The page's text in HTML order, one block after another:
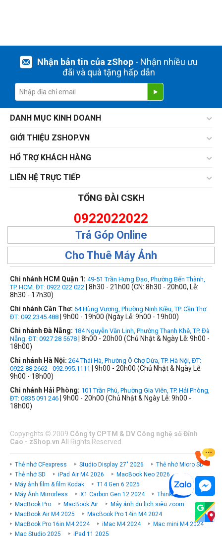
Nhận bản tin của zShop- Nhận nhiều ưu
đãi và quà tặng hấp dẫn
DANH MỤC KINH DOANH
GIỚI THIỆU ZSHOP.VN
HỔ TRỢ KHÁCH HÀNG
LIÊN HỆ TRỰC TIẾP
TỔNG ĐÀI CSKH
0922022022
Trả Góp Online
Cho Thuê Máy Ảnh
Chi nhánh HCM Quận 1: 49-51 Trần Hưng Đạo, Phường Bến Thành,
TP. HCM. ĐT: 0922 022 022 | 8h30 - 21h00 (CN: 8h30 - 20h00, Lễ:
8h30 - 17h30)
Chi nhánh Cần Thơ: 64 Hùng Vương, Phường Ninh Kiều, TP. Cần Thơ.
ĐT: 092.2345.488 | 9h00 - 19h00 (Ngày Lễ: 9h00 - 19h00)
Chi nhánh Đà Nẵng: 184 Nguyễn Văn Linh, Phường Thanh Khê, TP. Đà
Nẵng. ĐT: 0927 28 5678 | 8h00 - 20h00 (Chủ Nhật & Ngày Lễ: 9h00 -
18h00)
Chi nhánh Hà Nội: 264 Thái Hà, Phường Ô Chợ Dừa, TP. Hà Nội, ĐT:
0922 88 2662 - 092.995.1111
| 9h00 - 20h00 (Chủ Nhật & Ngày Lễ:
9h00 - 18h00)
Chi nhánh Hải Phòng: 101 Trần Phú, Phường Gia Viên, TP. Hải Phòng,
ĐT: 0835 091 246 | 9h00 - 20h00 (Chủ Nhật & Ngày Lễ: 9h00 -
18h00)
Copyrights © 2009 Công ty CPTM & DV Công nghệ số Đỉnh
Cao - zShop.vn All Rights Reserved
Thẻ nhớ CFexpress Studio Display 27" 2026
Thẻ nhớ Micro SD
Thẻ nhớ SD
iPad Air M4 2026
MacBook Neo 2026
Máy ảnh film & film Kodak
T14 Gen 6 2025
Máy Ảnh Mirrorless
X1 Carbon Gen 12 2024
ThinkPad P
MacBook Pro
MacBook Air
Máy ảnh du lịch siêu zoom
MacBook Air M4 2025
MacBook Pro 14in M4 2024
MacBook Pro 16in M4 2024
iMac M4 2024
Mac mini M4 2024
Mac Studio 2025
iPad 11 2025